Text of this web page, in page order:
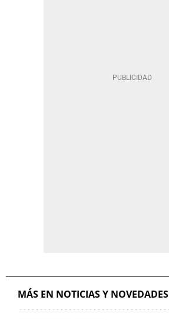
MÁS EN NOTICIAS Y NOVEDADES